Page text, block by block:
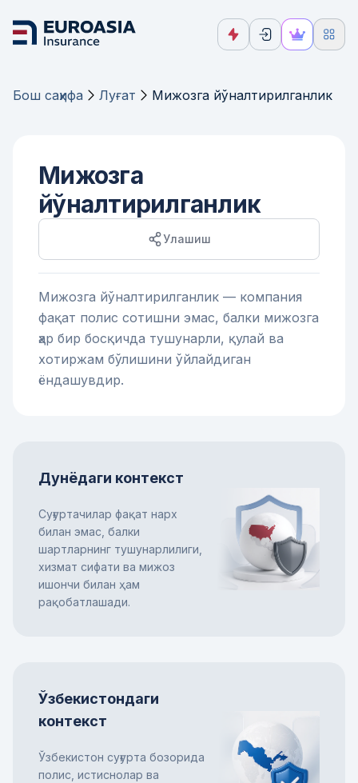
Бош саҳифа Луғат Мижозга йўналтирилганлик
Мижозга
йўналтирилганлик
Улашиш
Мижозга йўналтирилганлик — компания
фақат полис сотишни эмас, балки мижозга
ҳар бир босқичда тушунарли, қулай ва
хотиржам бўлишини ўйлайдиган
ёндашувдир.
Дунёдаги контекст
Суғуртачилар фақат нарх
билан эмас, балки
шартларнинг тушунарлилиги,
хизмат сифати ва мижоз
ишончи билан ҳам
рақобатлашади.
Ўзбекистондаги
контекст
Ўзбекистон суғурта бозорида
полис, истиснолар ва